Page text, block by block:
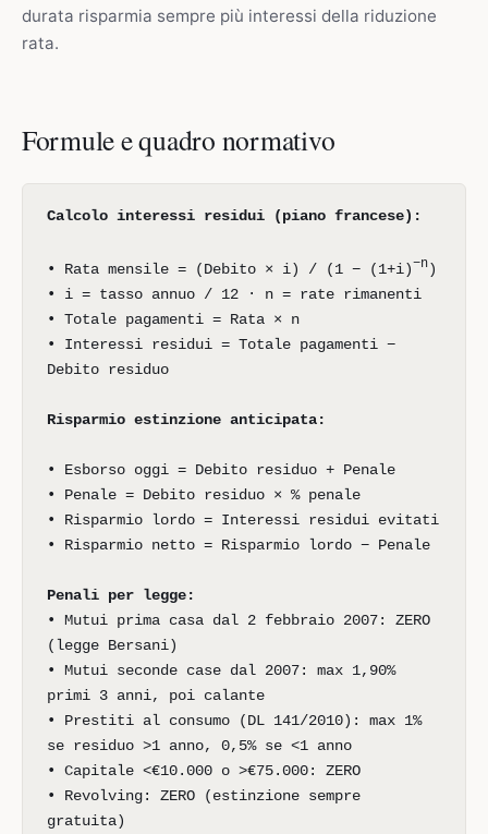
durata risparmia sempre più interessi della riduzione
rata.
Formule e quadro normativo
Calcolo interessi residui (piano francese):
• Rata mensile = (Debito × i) / (1 − (1+i)−n)
• i = tasso annuo / 12 · n = rate rimanenti
• Totale pagamenti = Rata × n
• Interessi residui = Totale pagamenti −
Debito residuo
Risparmio estinzione anticipata:
• Esborso oggi = Debito residuo + Penale
• Penale = Debito residuo × % penale
• Risparmio lordo = Interessi residui evitati
• Risparmio netto = Risparmio lordo − Penale
Penali per legge:
• Mutui prima casa dal 2 febbraio 2007: ZERO
(legge Bersani)
• Mutui seconde case dal 2007: max 1,90%
primi 3 anni, poi calante
• Prestiti al consumo (DL 141/2010): max 1%
se residuo >1 anno, 0,5% se <1 anno
• Capitale <€10.000 o >€75.000: ZERO
• Revolving: ZERO (estinzione sempre
gratuita)